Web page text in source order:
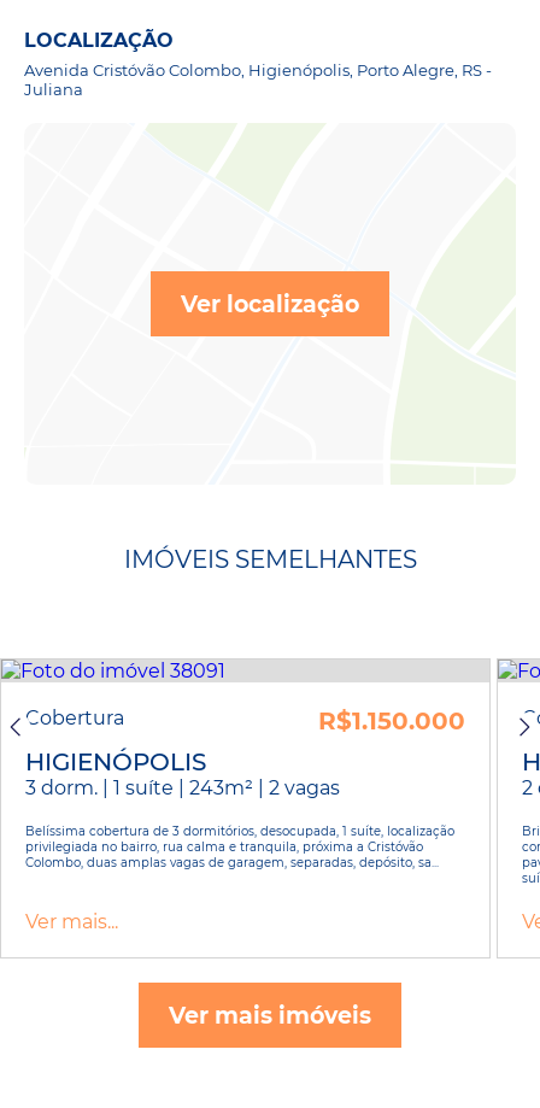
LOCALIZAÇÃO
Avenida Cristóvão Colombo, Higienópolis, Porto Alegre, RS -
Juliana
Ver localização
IMÓVEIS SEMELHANTES
Cobertura
R$1.150.000
HIGIENÓPOLIS
3 dorm. | 1 suíte | 243m² | 2 vagas
Belíssima cobertura de 3 dormitórios, desocupada, 1 suíte, localização
privilegiada no bairro, rua calma e tranquila, próxima a Cristóvão
Colombo, duas amplas vagas de garagem, separadas, depósito, sa...
Ver mais...
2
Ver mais imóveis